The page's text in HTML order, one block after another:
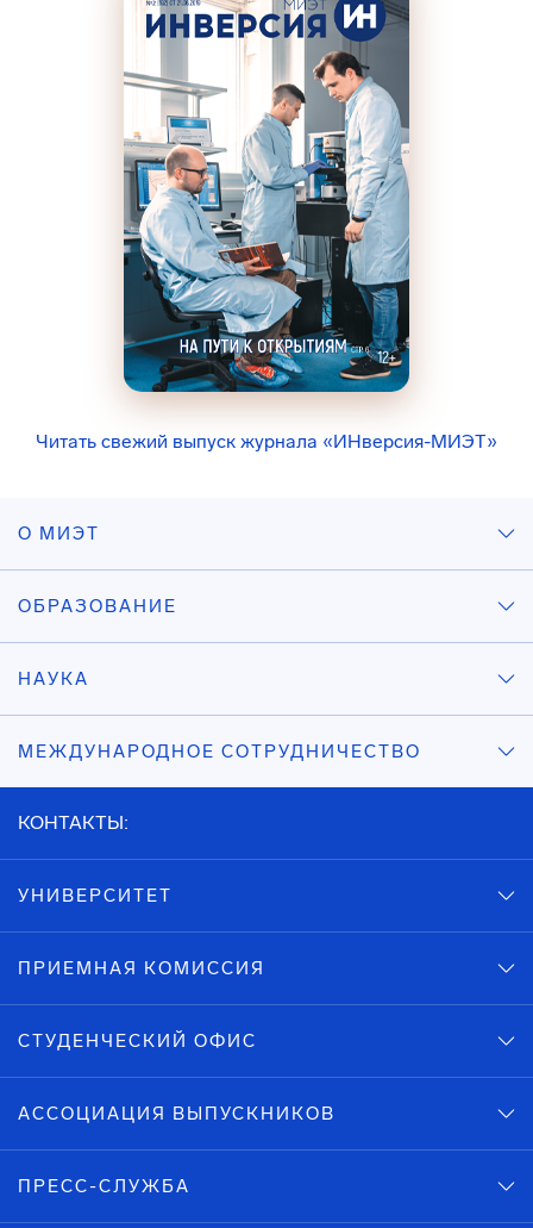
Читать свежий выпуск журнала «ИНверсия-МИЭТ»
О МИЭТ
ОБРАЗОВАНИЕ
НАУКА
МЕЖДУНАРОДНОЕ СОТРУДНИЧЕСТВО
КОНТАКТЫ:
УНИВЕРСИТЕТ
ПРИЕМНАЯ КОМИССИЯ
СТУДЕНЧЕСКИЙ ОФИС
АССОЦИАЦИЯ ВЫПУСКНИКОВ
ПРЕСС-СЛУЖБА